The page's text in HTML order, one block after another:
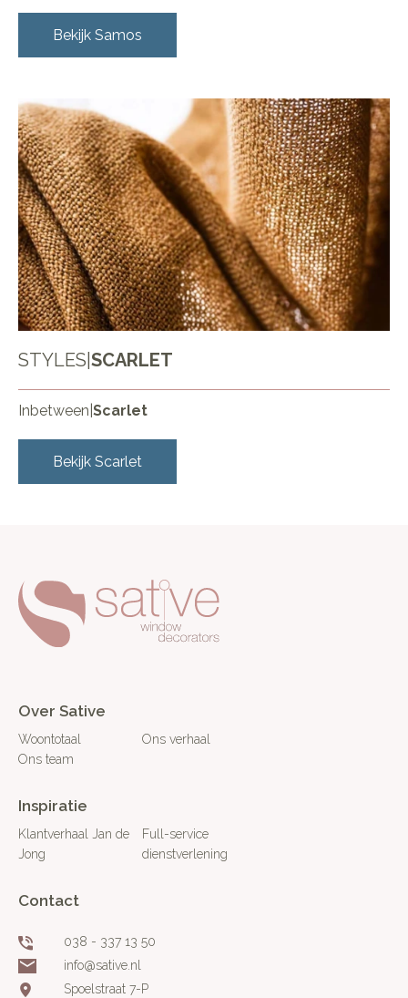
Bekijk Samos
STYLES SCARLET
Inbetween Scarlet
Bekijk Scarlet
Over Sative
Woontotaal
Ons verhaal
Ons team
Inspiratie
Klantverhaal Jan de
Jong
Full-service
dienstverlening
Contact
038 - 337 13 50
info@sative.nl
Spoelstraat 7-P